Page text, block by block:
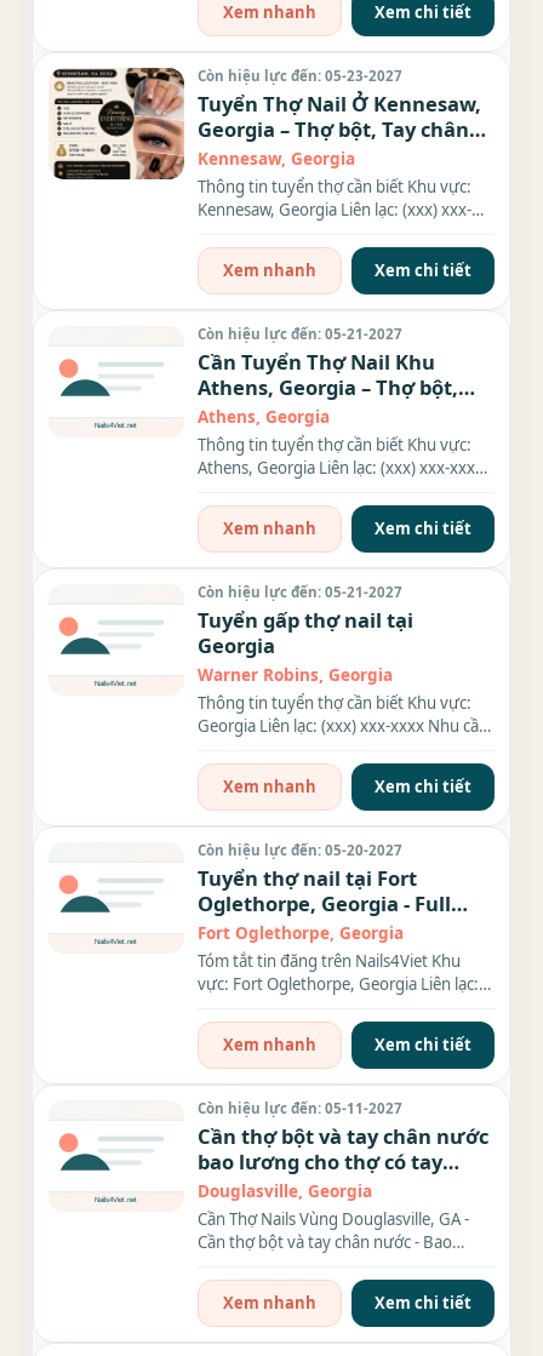
Xem nhanh
Xem chi tiết
Còn hiệu lực đến: 05-23-2027
Tuyển Thợ Nail Ở Kennesaw,
Georgia – Thợ bột, Tay chân
nước, Dip
Kennesaw, Georgia
Thông tin tuyển thợ cần biết Khu vực:
Kennesaw, Georgia Liên lạc: (xxx) xxx-
Xem nhanh
Xem chi tiết
Còn hiệu lực đến: 05-21-2027
Cần Tuyển Thợ Nail Khu
Athens, Georgia – Thợ bột,
Everything
Athens, Georgia
Thông tin tuyển thợ cần biết Khu vực:
Athens, Georgia Liên lạc: (xxx) xxx-xxxx
Xem nhanh
Xem chi tiết
Còn hiệu lực đến: 05-21-2027
Tuyển gấp thợ nail tại
Georgia
Warner Robins, Georgia
Thông tin tuyển thợ cần biết Khu vực:
Georgia Liên lạc: (xxx) xxx-xxxx Nhu cầu:
Xem nhanh
Xem chi tiết
Còn hiệu lực đến: 05-20-2027
Tuyển thợ nail tại Fort
Oglethorpe, Georgia - Full
Time
Fort Oglethorpe, Georgia
Tóm tắt tin đăng trên Nails4Viet Khu
vực: Fort Oglethorpe, Georgia Liên lạc:
Xem nhanh
Xem chi tiết
Còn hiệu lực đến: 05-11-2027
Cần thợ bột và tay chân nước
bao lương cho thợ có tay
nghề có nhà cho thợ ở xa
tiệm đông khách, típ cao, đa
phần khách design nhiều,
Douglasville, Georgia
Cần Thợ Nails Vùng Douglasville, GA -
Cần thợ bột và tay chân nước - Bao
Xem nhanh
Xem chi tiết